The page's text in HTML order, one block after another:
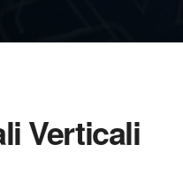
Verticali